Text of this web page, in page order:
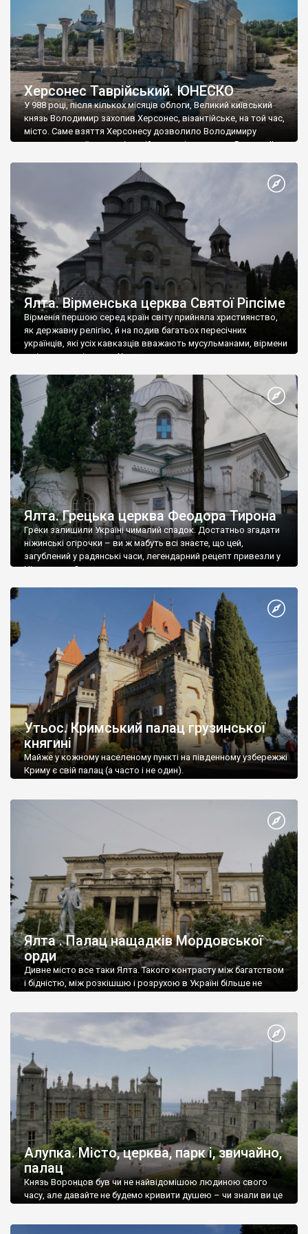
Херсонес Таврійський. ЮНЕСКО
У 988 році, після кількох місяців облоги, Великий київський
князь Володимир захопив Херсонес, візантійське, на той час,
місто. Саме взяття Херсонесу дозволило Володимиру
диктувати свої умови візантійському імператору Василю ІІ, та
Херсонесі Володимир-язичник, став Василем-християнином.
А потім було Хрещення Русі. На честь Херсонесу Таврійського
Ялта. Вірменська церква Святої Ріпсіме
Вірменія першою серед країн світу прийняла християнство,
як державну релігію, й на подив багатьох пересічних
українців, які усіх кавказців вважають мусульманами, вірмени
є відданими вірянами Христа
Ялта. Грецька церква Феодора Тирона
Греки залишили Україні чималий спадок. Достатньо згадати
ніжинські огірочки – ви ж мабуть всі знаєте, що цей,
загублений у радянські часи, легендарний рецепт привезли у
Ніжин греки?
Утьос. Кримський палац грузинської
княгині
Майже у кожному населеному пункті на південному узбережжі
Криму є свій палац (а часто і не один).
Ялта . Палац нащадків Мордовської
орди
Дивне місто все таки Ялта. Такого контрасту між багатством
і бідністю, між розкішшю і розрухою в Україні більше не
Алупка. Місто, церква, парк і, звичайно,
палац
Князь Воронцов був чи не найвідомішою людиною свого
часу, але давайте не будемо кривити душею – чи знали ви це